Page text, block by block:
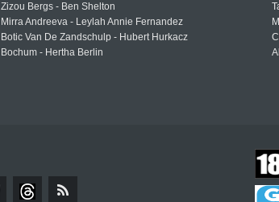
Zizou Bergs - Ben Shelton
Mirra Andreeva - Leylah Annie Fernandez
Botic Van De Zandschulp - Hubert Hurkacz
Bochum - Hertha Berlin